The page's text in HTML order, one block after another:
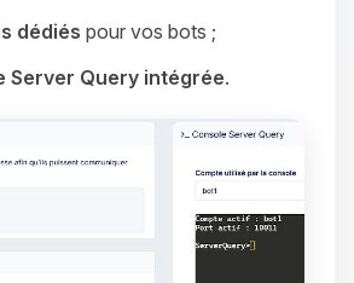
dédiés pour vos bots ;
Server Query intégrée.